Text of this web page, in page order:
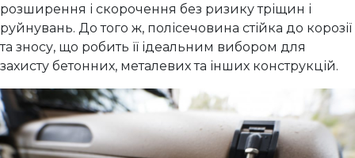
розширення і скорочення без ризику тріщин і
руйнувань. До того ж, полісечовина стійка до корозії
та зносу, що робить її ідеальним вибором для
захисту бетонних, металевих та інших конструкцій.